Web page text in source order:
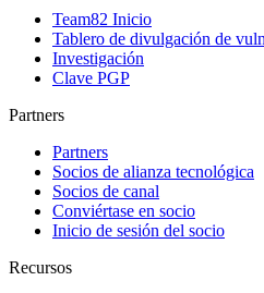
Team82 Inicio
Tablero de divulgación de
Investigación
Clave PGP
Partners
Partners
Socios de alianza tecnológica
Socios de canal
Conviértase en socio
Inicio de sesión del socio
Recursos